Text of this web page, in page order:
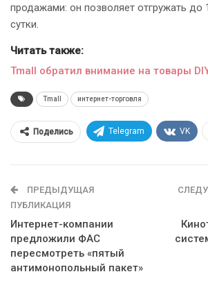
продажами: он позволяет отгружать до
сутки.
Читать также:
Tmall обратил внимание на товары
Tmall интернет-торговля
Поделись Telegram VK
ПРЕДЫДУЩАЯ
ПУБЛИКАЦИЯ
Интернет-компании
предложили ФАС
пересмотреть «пятый
антимонопольный пакет»